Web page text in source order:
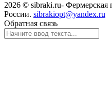
2026 © sibraki.ru- Фермерская
России. sibrakiopt@yandex.ru
Обратная связь